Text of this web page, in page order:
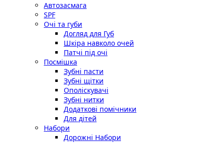
Автозасмага
SPF
Очі та губи
Догляд для Губ
Шкіра навколо очей
Патчі під очі
Посмішка
Зубні пасти
Зубні щітки
Ополіскувачі
Зубні нитки
Додаткові помічники
Для дітей
Набори
Дорожні Набори